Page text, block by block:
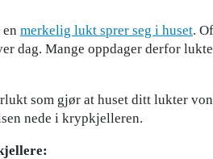
merkelig lukt sprer seg i huset.
dag. Mange oppdager derfor
som gjør at huset ditt lukter
nede i krypkjelleren.